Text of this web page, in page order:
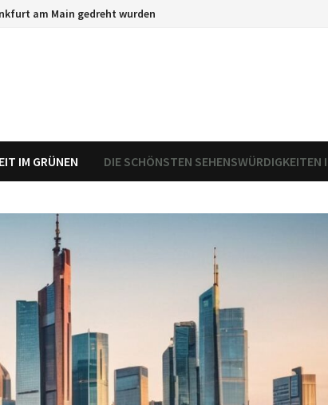
am Main gedreht wurden
IM GRÜNEN DIE SCHÖNSTEN SEHENSWÜRDIGKEITEN